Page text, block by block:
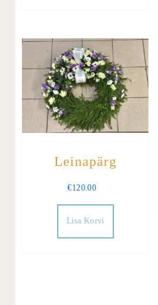
Leinapärg
€120.00
Lisa Korvi